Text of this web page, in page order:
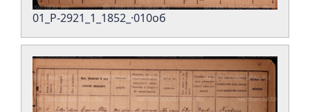
01_Р-2921_1_1852_·010об